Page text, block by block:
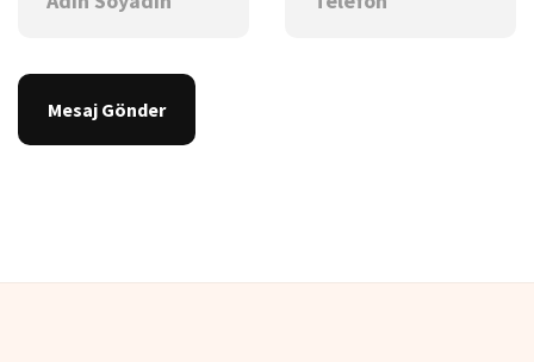
Mesaj Gönder